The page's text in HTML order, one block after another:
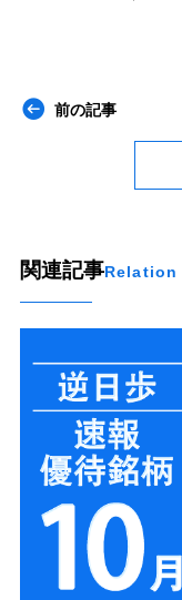
前の記事
関連記事Relation